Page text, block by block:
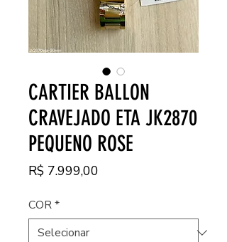
CARTIER BALLON
CRAVEJADO ETA JK2870
PEQUENO ROSE
R$ 7.999,00
COR*